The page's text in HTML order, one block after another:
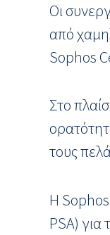
Οι
από
Sophos
Στο
τους
Η Sophos
PSA) για